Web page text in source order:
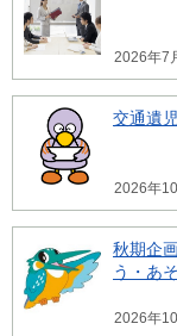
2026年7
交通遺
2026年
秋期企
う・あ
2026年